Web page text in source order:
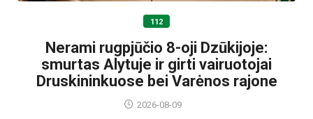
112
Nerami rugpjūčio 8-oji Dzūkijoje:
smurtas Alytuje ir girti vairuotojai
Druskininkuose bei Varėnos rajone
2026-08-09